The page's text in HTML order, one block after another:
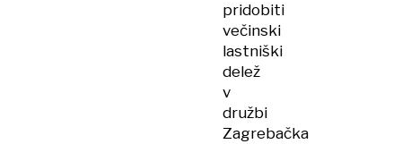
pridobiti
večinski
lastniški
delež
v
družbi
Zagrebačka